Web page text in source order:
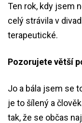
Ten rok, kdy jsem
celý strávila v
terapeutické.
Pozorujete větší
Jo a bála jsem se
je to šílený a
tak, že se občas